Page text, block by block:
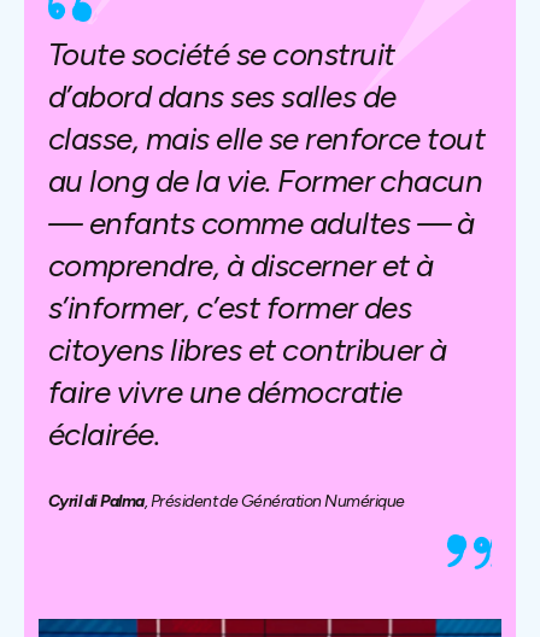
Toute société se construit
d’abord dans ses salles de
classe, mais elle se renforce tout
au long de la vie. Former chacun
— enfants comme adultes — à
comprendre, à discerner et à
s’informer, c’est former des
citoyens libres et contribuer à
faire vivre une démocratie
éclairée.
Cyril di Palma, Président de Génération Numérique